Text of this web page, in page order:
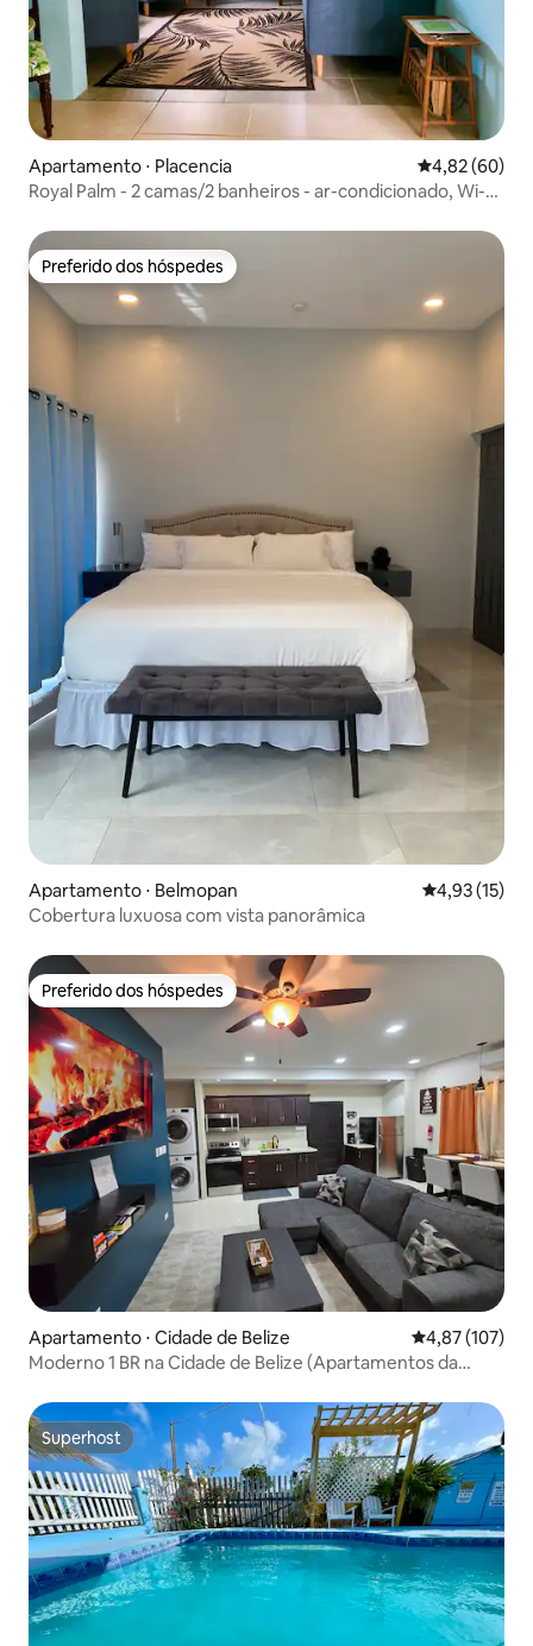
Apartamento ⋅ Placencia 4,82 de uma
4,82 (60)
Royal Palm - 2 camas/2 banheiros - ar-condicionado, Wi-Fi
Preferido dos hóspedes
Preferido dos hóspedes
Apartamento ⋅ Belmopan 4,93 de uma
4,93 (15)
Cobertura luxuosa com vista panorâmica
Preferido dos hóspedes
Preferido dos hóspedes
Apartamento ⋅ Cidade de Belize 4,87 de uma
4,87 (107)
Moderno 1 BR na Cidade de Belize (Apartamentos da
Superhost
Superhost